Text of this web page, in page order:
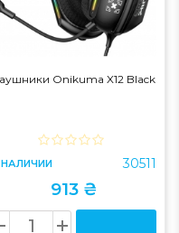
Onikuma X12 Black
30511
913 ₴